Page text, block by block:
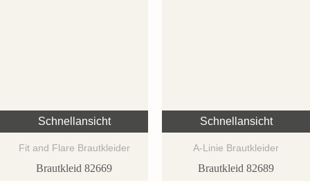
Schnellansicht
Fit and Flare Brautkleider
Brautkleid 82669
Schnellansicht
A-Linie Brautkleider
Brautkleid 82689